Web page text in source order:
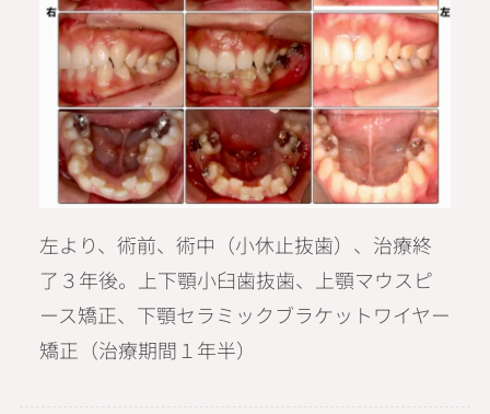
左より、術前、術中（小休止抜歯）、治療終
了３年後。上下顎小臼歯抜歯、上顎マウスピ
ース矯正、下顎セラミックブラケットワイヤー
矯正（治療期間１年半）